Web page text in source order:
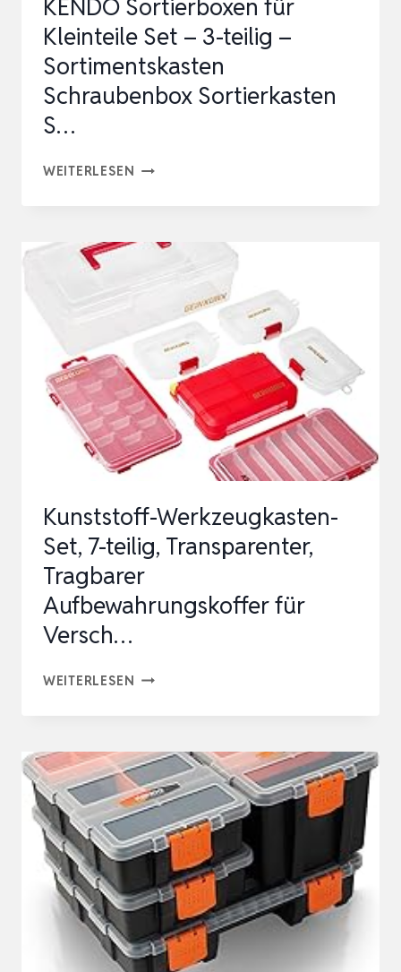
PS,
…
KENDO Sortierboxen für
Kleinteile Set – 3-teilig –
Sortimentskasten
Schraubenbox Sortierkasten
S…
WEITERLESEN KENDO
KLEINTEILE
3-
TEILIG
–
SORTIMENTSKASTEN
SCHRAUBENBOX
SORTIERKASTEN
Kunststoff-Werkzeugkasten-
Set, 7-teilig, Transparenter,
Tragbarer
Aufbewahrungskoffer für
Versch…
WEITERLESEN KUNSTSTOFF-
7-
TEILIG,
TRANSPARENTER,
TRAGBARER
AUFBEWAHRUNGSKOFFER
FÜR
VERSCH…